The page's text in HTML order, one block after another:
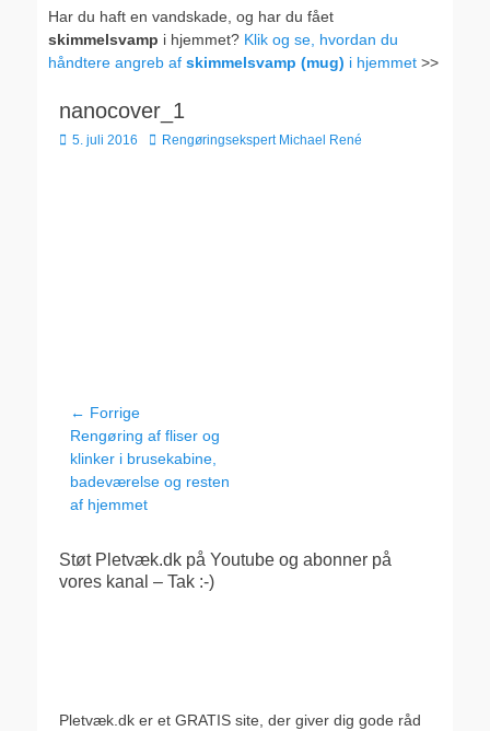
Har du haft en vandskade, og har du fået
skimmelsvamp i hjemmet? Klik og se, hvordan du
håndtere angreb af skimmelsvamp (mug) i hjemmet >>
nanocover_1
Udgivet
5. juli 2016 Forfatter
Rengøringsekspert Michael René
Indlægsnavigation
← Forrige
Forrige
indlæg:
Rengøring af fliser og
klinker i brusekabine,
badeværelse og resten
af hjemmet
Støt Pletvæk.dk på Youtube og abonner på
vores kanal – Tak :-)
Pletvæk.dk er et GRATIS site, der giver dig gode råd